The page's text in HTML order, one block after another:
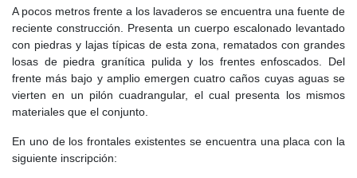
a erigir uno.
Durante el siglo XVI, el concejo de Puebla comenzó a tomar más
fuerza. En 1570, se vendió parte del ejido comunal para
reconstruir la fragua que había ardido y, en 1589, se construyó la
Fuente Vieja, que aún se conserva. La economía seguía
dependiendo de la ganadería y la explotación forestal, con
plasmadas en las Ordenanzas de Villa y Tierra de 1567 a 1583.
A pocos metros frente a los lavaderos se encuentra una fuente de
reciente construcción. Presenta un cuerpo escalonado levantado
con piedras y lajas típicas de esta zona, rematados con grandes
losas de piedra granítica pulida y los frentes enfoscados. Del
frente más bajo y amplio emergen cuatro caños cuyas aguas se
vierten en un pilón cuadrangular, el cual presenta los mismos
materiales que el conjunto.
En uno de los frontales existentes se encuentra una placa con la
siguiente inscripción: